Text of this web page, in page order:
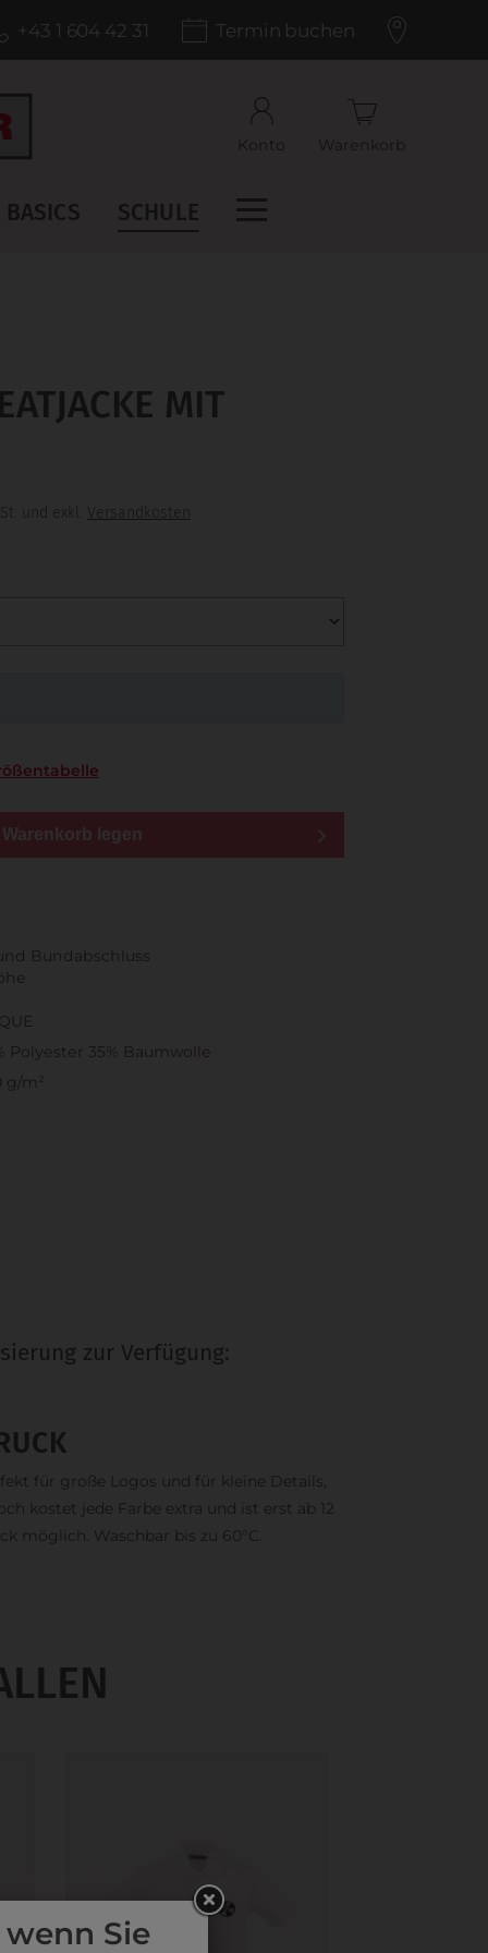
+43 1 604 42 31 Termin buchen
Konto
Warenkorb
BASICS SCHULE
MIT
und exkl. Versandkosten
Warenkorb legen
Bundabschluss
Polyester 35% Baumwolle
g/m²
zur Verfügung:
für große Logos und für kleine Details,
kostet jede Farbe extra und ist erst ab 12
möglich. Waschbar bis zu 60°C.
Sie